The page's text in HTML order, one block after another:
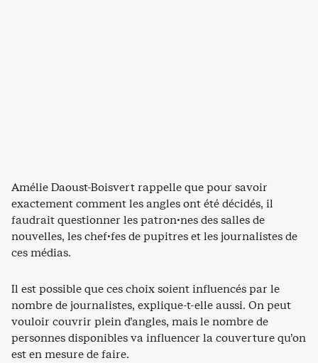
Amélie Daoust-Boisvert rappelle que pour savoir
exactement comment les angles ont été décidés, il
faudrait questionner les patron·nes des salles de
nouvelles, les chef·fes de pupitres et les journalistes de
ces médias.
Il est possible que ces choix soient influencés par le
nombre de journalistes, explique-t-elle aussi. On peut
vouloir couvrir plein d’angles, mais le nombre de
personnes disponibles va influencer la couverture qu’on
est en mesure de faire.